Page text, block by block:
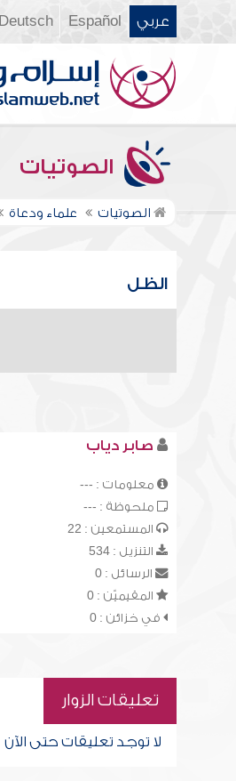
عربي Español
Deutsch
الصوتيات
الصوتيات علماء ودعاة
الظل
صابر دياب
معلومات : ---
ملحوظة : ---
المستمعين : 22
التنزيل : 534
الرسائل : 0
المقيميّن : 0
في خزائن : 0
تعليقات الزوار
لا توجد تعليقات حتى الآن